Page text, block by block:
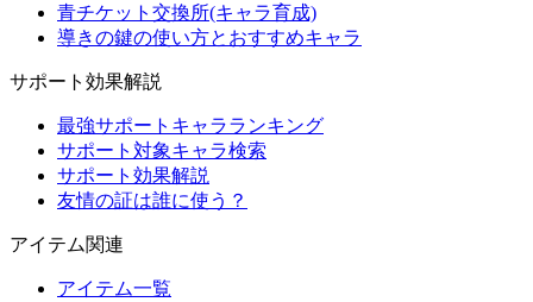
青チケット交換所(キャラ育成)
導きの鍵の使い方とおすすめキャラ
サポート効果解説
最強サポートキャラランキング
サポート対象キャラ検索
サポート効果解説
友情の証は誰に使う？
アイテム関連
アイテム一覧